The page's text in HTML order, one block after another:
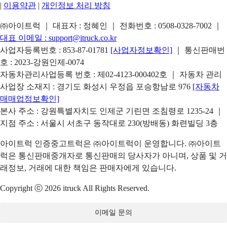
| 이용약관 | 개인정보 처리 방침
㈜아이트럭 ｜ 대표자 : 정혜인 ｜ 전화번호 : 0508-0328-7002
대표 이메일 : support@itruck.co.kr
사업자등록번호 : 853-87-01781 [사업자정보확인]
｜ 통신판매번
호 : 2023-강원인제-0074
자동차관리사업등록 번호 : 제02-4123-000402호 ｜ 자동차 관리
사업장 소재지 : 경기도 화성시 우정읍 포승항남로 976 [자동차
매매업정보확인]
본사 주소 : 강원특별자치도 인제군 기린면 조침령로 1235-24 ｜
지점 주소 : 서울시 서초구 동작대로 230(방배동) 화련빌딩 3층
아이트럭 인증중고트럭은 ㈜아이트럭이 운영합니다. ㈜아이트
럭은 통신판매중개자로 통신판매의 당사자가 아니며, 상품 및 거
래정보, 거래에 대한 책임은 판매자에게 있습니다.
Copyright ⓒ 2026 itruck All Rights Reserved.
이메일 문의